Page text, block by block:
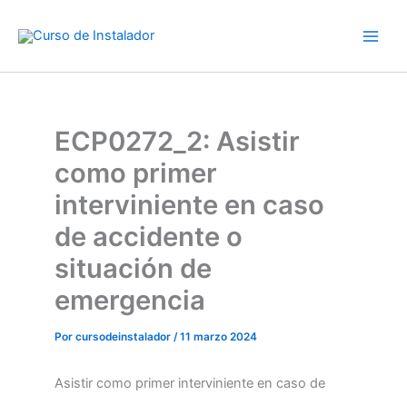
ECP0272_2: Asistir
como primer
interviniente en caso
de accidente o
situación de
emergencia
Por cursodeinstalador /11 marzo 2024
Asistir como primer interviniente en caso de